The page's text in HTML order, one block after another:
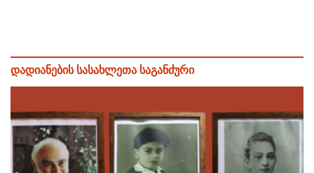
დადიანების სასახლეთა საგანძური